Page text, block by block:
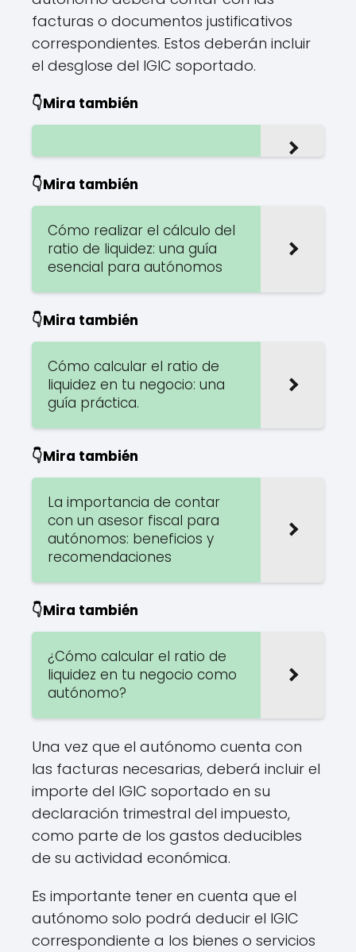
facturas o documentos justificativos
correspondientes. Estos deberán incluir
el desglose del IGIC soportado.
👇Mira también
👇Mira también
Cómo realizar el cálculo del
ratio de liquidez: una guía
esencial para autónomos
👇Mira también
Cómo calcular el ratio de
liquidez en tu negocio: una
guía práctica.
👇Mira también
La importancia de contar
con un asesor fiscal para
autónomos: beneficios y
recomendaciones
👇Mira también
¿Cómo calcular el ratio de
liquidez en tu negocio como
autónomo?
Una vez que el autónomo cuenta con
las facturas necesarias, deberá incluir el
importe del IGIC soportado en su
declaración trimestral del impuesto,
como parte de los gastos deducibles
de su actividad económica.
Es importante tener en cuenta que el
autónomo solo podrá deducir el IGIC
correspondiente a los bienes o servicios